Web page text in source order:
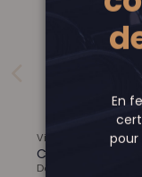
Vins rouges
Cotes du Rhone
Domaine de Montine
En
pour